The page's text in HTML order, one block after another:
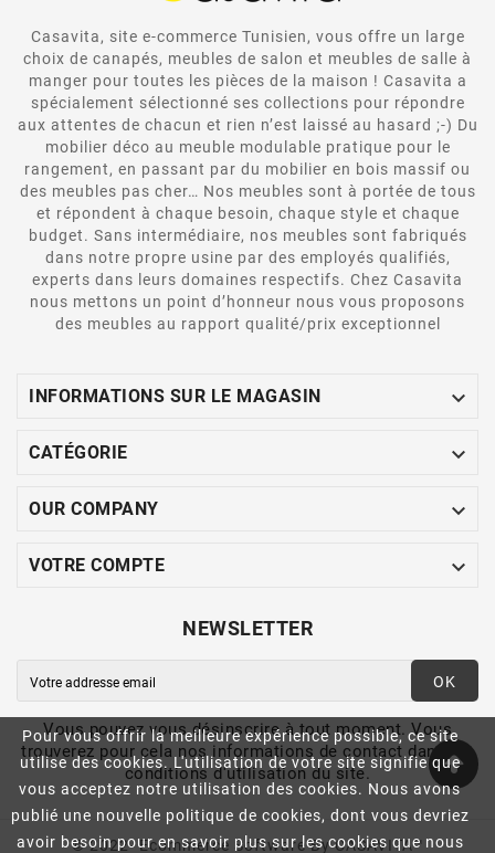
Pour vous offrir la meilleure expérience possible, ce site
utilise des cookies. L'utilisation de votre site signifie que
vous acceptez notre utilisation des cookies. Nous avons
publié une nouvelle politique de cookies, dont vous devriez
avoir besoin pour en savoir plus sur les cookies que nous
Casavita, site e-commerce Tunisien, vous offre un large
choix de canapés, meubles de salon et meubles de salle à
manger pour toutes les pièces de la maison ! Casavita a
spécialement sélectionné ses collections pour répondre
aux attentes de chacun et rien n’est laissé au hasard ;-) Du
mobilier déco au meuble modulable pratique pour le
rangement, en passant par du mobilier en bois massif ou
des meubles pas cher… Nos meubles sont à portée de tous
et répondent à chaque besoin, chaque style et chaque
budget. Sans intermédiaire, nos meubles sont fabriqués
dans notre propre usine par des employés qualifiés,
experts dans leurs domaines respectifs. Chez Casavita
nous mettons un point d’honneur nous vous proposons
des meubles au rapport qualité/prix exceptionnel
INFORMATIONS SUR LE MAGASIN 
CATÉGORIE 
OUR COMPANY 
VOTRE COMPTE 
NEWSLETTER
OK
Vous pouvez vous désinscrire à tout moment. Vous
trouverez pour cela nos informations de contact dans les
conditions d'utilisation du site.
© 2022- Ecommerce Software By CASAVITA™